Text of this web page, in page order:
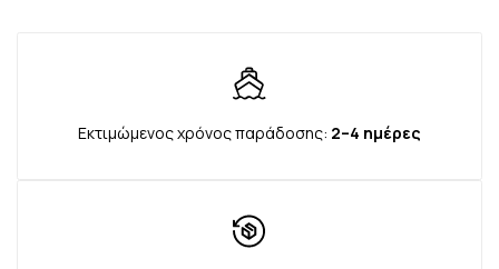
Εκτιμώμενος χρόνος παράδοσης: 2–4 ημέρες